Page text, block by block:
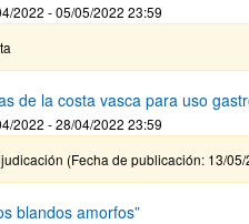
2022 - 05/05/2022 23:59
de la costa vasca para uso
2022 - 28/04/2022 23:59
(Fecha de publicación: 13/05/
blandos amorfos”